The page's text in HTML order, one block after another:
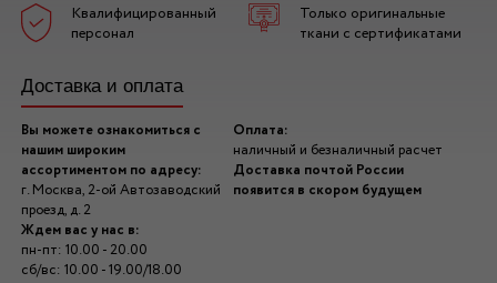
Квалифицированный
персонал
Только оригинальные
ткани с сертификатами
Доставка и оплата
Вы можете ознакомиться с
нашим широким
ассортиментом по адресу:
г. Москва, 2-ой Автозаводский
проезд, д. 2
Ждем вас у нас в:
пн-пт: 10.00 - 20.00
сб/вс: 10.00 - 19.00/18.00
Оплата:
наличный и безналичный расчет
Доставка почтой России
появится в скором будущем